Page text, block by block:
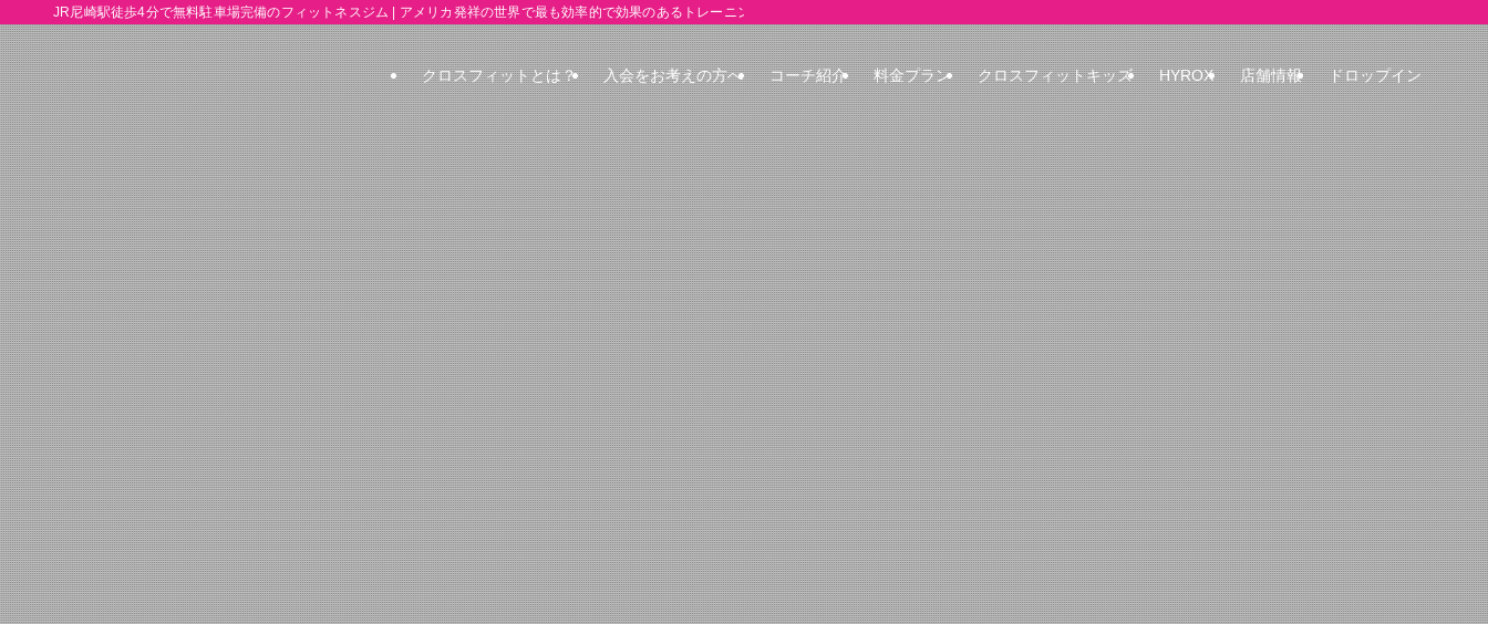
JR尼崎駅徒歩4分で無料駐車場完備のフィットネスジム | アメリカ発祥の世界で最も効率的で効果のあるトレーニング"CrossFit"
クロスフィットとは？ 入会をお考えの方へ コーチ紹介 料金プラン クロスフィットキッズ HYROX 店舗情報 ドロップイン